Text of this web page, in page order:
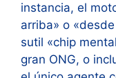
instancia, el
arriba» o
sutil «chip
gran ONG, o